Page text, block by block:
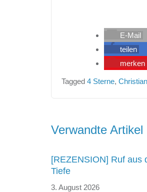
E-Mail
teilen
merken
Tagged 4 Sterne,
Verwandte Artikel
[REZENSION] Ruf aus
Tiefe
3. August 2026